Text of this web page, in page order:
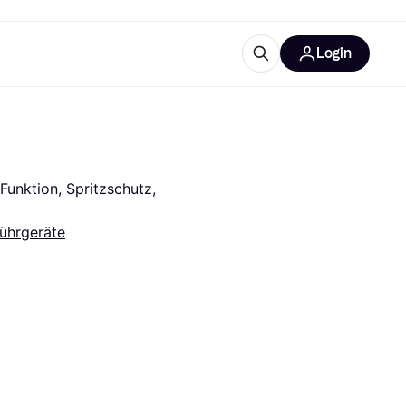
Login
Spritzschutz,